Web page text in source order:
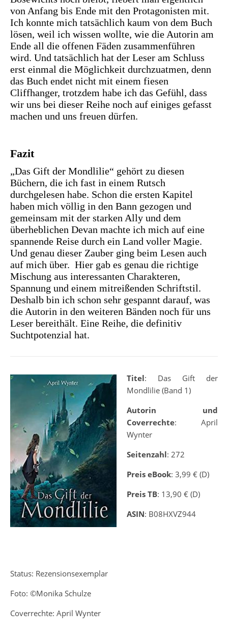
von Anfang bis Ende mit den Protagonisten mit.
Ich konnte mich tatsächlich kaum von dem Buch
lösen, weil ich wissen wollte, wie die Autorin am
Ende all die offenen Fäden zusammenführen
wird. Und tatsächlich hat der Leser am Schluss
erst einmal die Möglichkeit durchzuatmen, denn
das Buch endet nicht mit einem fiesen
Cliffhanger, trotzdem habe ich das Gefühl, dass
wir uns bei dieser Reihe noch auf einiges gefasst
machen und uns freuen dürfen.
Fazit
„Das Gift der Mondlilie“ gehört zu diesen
Büchern, die ich fast in einem Rutsch
durchgelesen habe. Schon die ersten Kapitel
haben mich völlig in den Bann gezogen und
gemeinsam mit der starken Ally und dem
überheblichen Devan machte ich mich auf eine
spannende Reise durch ein Land voller Magie.
Und genau dieser Zauber ging beim Lesen auch
auf mich über. Hier gab es genau die richtige
Mischung aus interessanten Charakteren,
Spannung und einem mitreißenden Schriftstil.
Deshalb bin ich schon sehr gespannt darauf, was
die Autorin in den weiteren Bänden noch für uns
Leser bereithält. Eine Reihe, die definitiv
Suchtpotenzial hat.
Titel: Das Gift der
Mondlilie (Band 1)
Autorin und
Coverrechte: April
Wynter
Seitenzahl: 272
Preis eBook: 3,99 € (D)
Preis TB: 13,90 € (D)
ASIN: B08HXVZ944
Status: Rezensionsexemplar
Foto: ©Monika Schulze
Coverrechte: April Wynter